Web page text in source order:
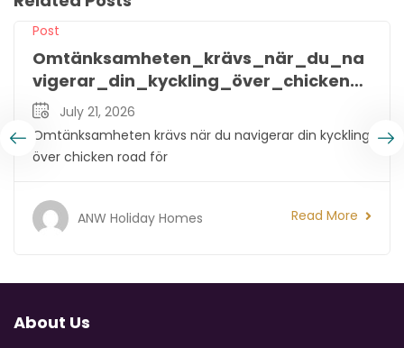
Post
Omtänksamheten_krävs_när_du_na
vigerar_din_kyckling_över_chicken_r
oad_för_at
July 21, 2026
Omtänksamheten krävs när du navigerar din kyckling
över chicken road för
ANW Holiday Homes Read More
About Us